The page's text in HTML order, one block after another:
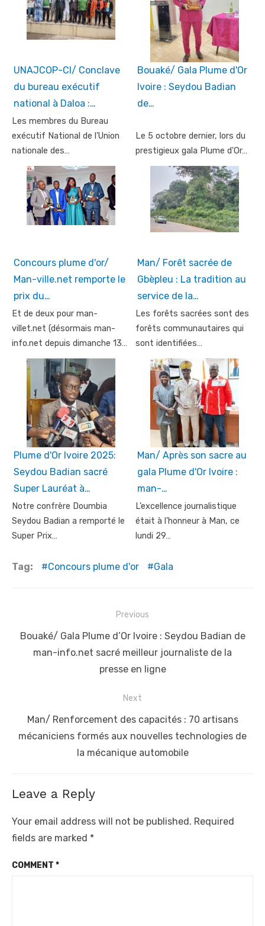
UNAJCOP-CI/ Conclave
du bureau exécutif
national à Daloa :…
Les membres du Bureau
exécutif National de l’Union
nationale des…
Bouaké/ Gala Plume d'Or
Ivoire : Seydou Badian
de…
Le 5 octobre dernier, lors du
prestigieux gala Plume d'Or…
Concours plume d'or/
Man-ville.net remporte le
prix du…
Et de deux pour man-
villet.net (désormais man-
info.net depuis dimanche 13…
Man/ Forêt sacrée de
Gbèpleu : La tradition au
service de la…
Les forêts sacrées sont des
forêts communautaires qui
sont identifiées…
Plume d'Or Ivoire 2025:
Seydou Badian sacré
Super Lauréat à…
Notre confrère Doumbia
Seydou Badian a remporté le
Super Prix…
Man/ Après son sacre au
gala Plume d'Or Ivoire :
man-…
L’excellence journalistique
était à l’honneur à Man, ce
lundi 29…
Tag: Concours plume d'or Gala
navigation
Previous
Previous
post:
Bouaké/ Gala Plume d’Or Ivoire : Seydou Badian de
man-info.net sacré meilleur journaliste de la
presse en ligne
Next
Next
post:
Man/ Renforcement des capacités : 70 artisans
mécaniciens formés aux nouvelles technologies de
la mécanique automobile
Leave a Reply
Your email address will not be published. Required
fields are marked *
COMMENT *